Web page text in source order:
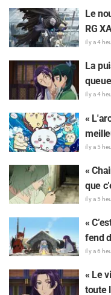
» et «
Le
RG
fans
il y a 4
La
Mon
il y a 4
«
beau
que
the
24
il y a 5
«
que
de «
Blue
il y a 5
«
fend
cet
est
il y a 6
« Le
toute